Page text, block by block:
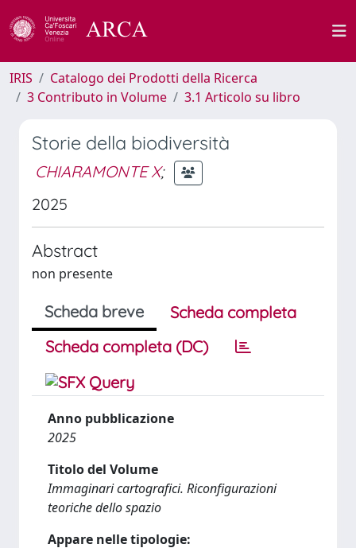
IRIS
Catalogo dei Prodotti della Ricerca
3 Contributo in Volume
3.1 Articolo su libro
Storie della biodiversità
CHIARAMONTE X;
2025
Abstract
non presente
Scheda breve
Scheda completa
Scheda completa (DC)
Anno pubblicazione
2025
Titolo del Volume
Immaginari cartografici. Riconfigurazioni
teoriche dello spazio
Appare nelle tipologie: